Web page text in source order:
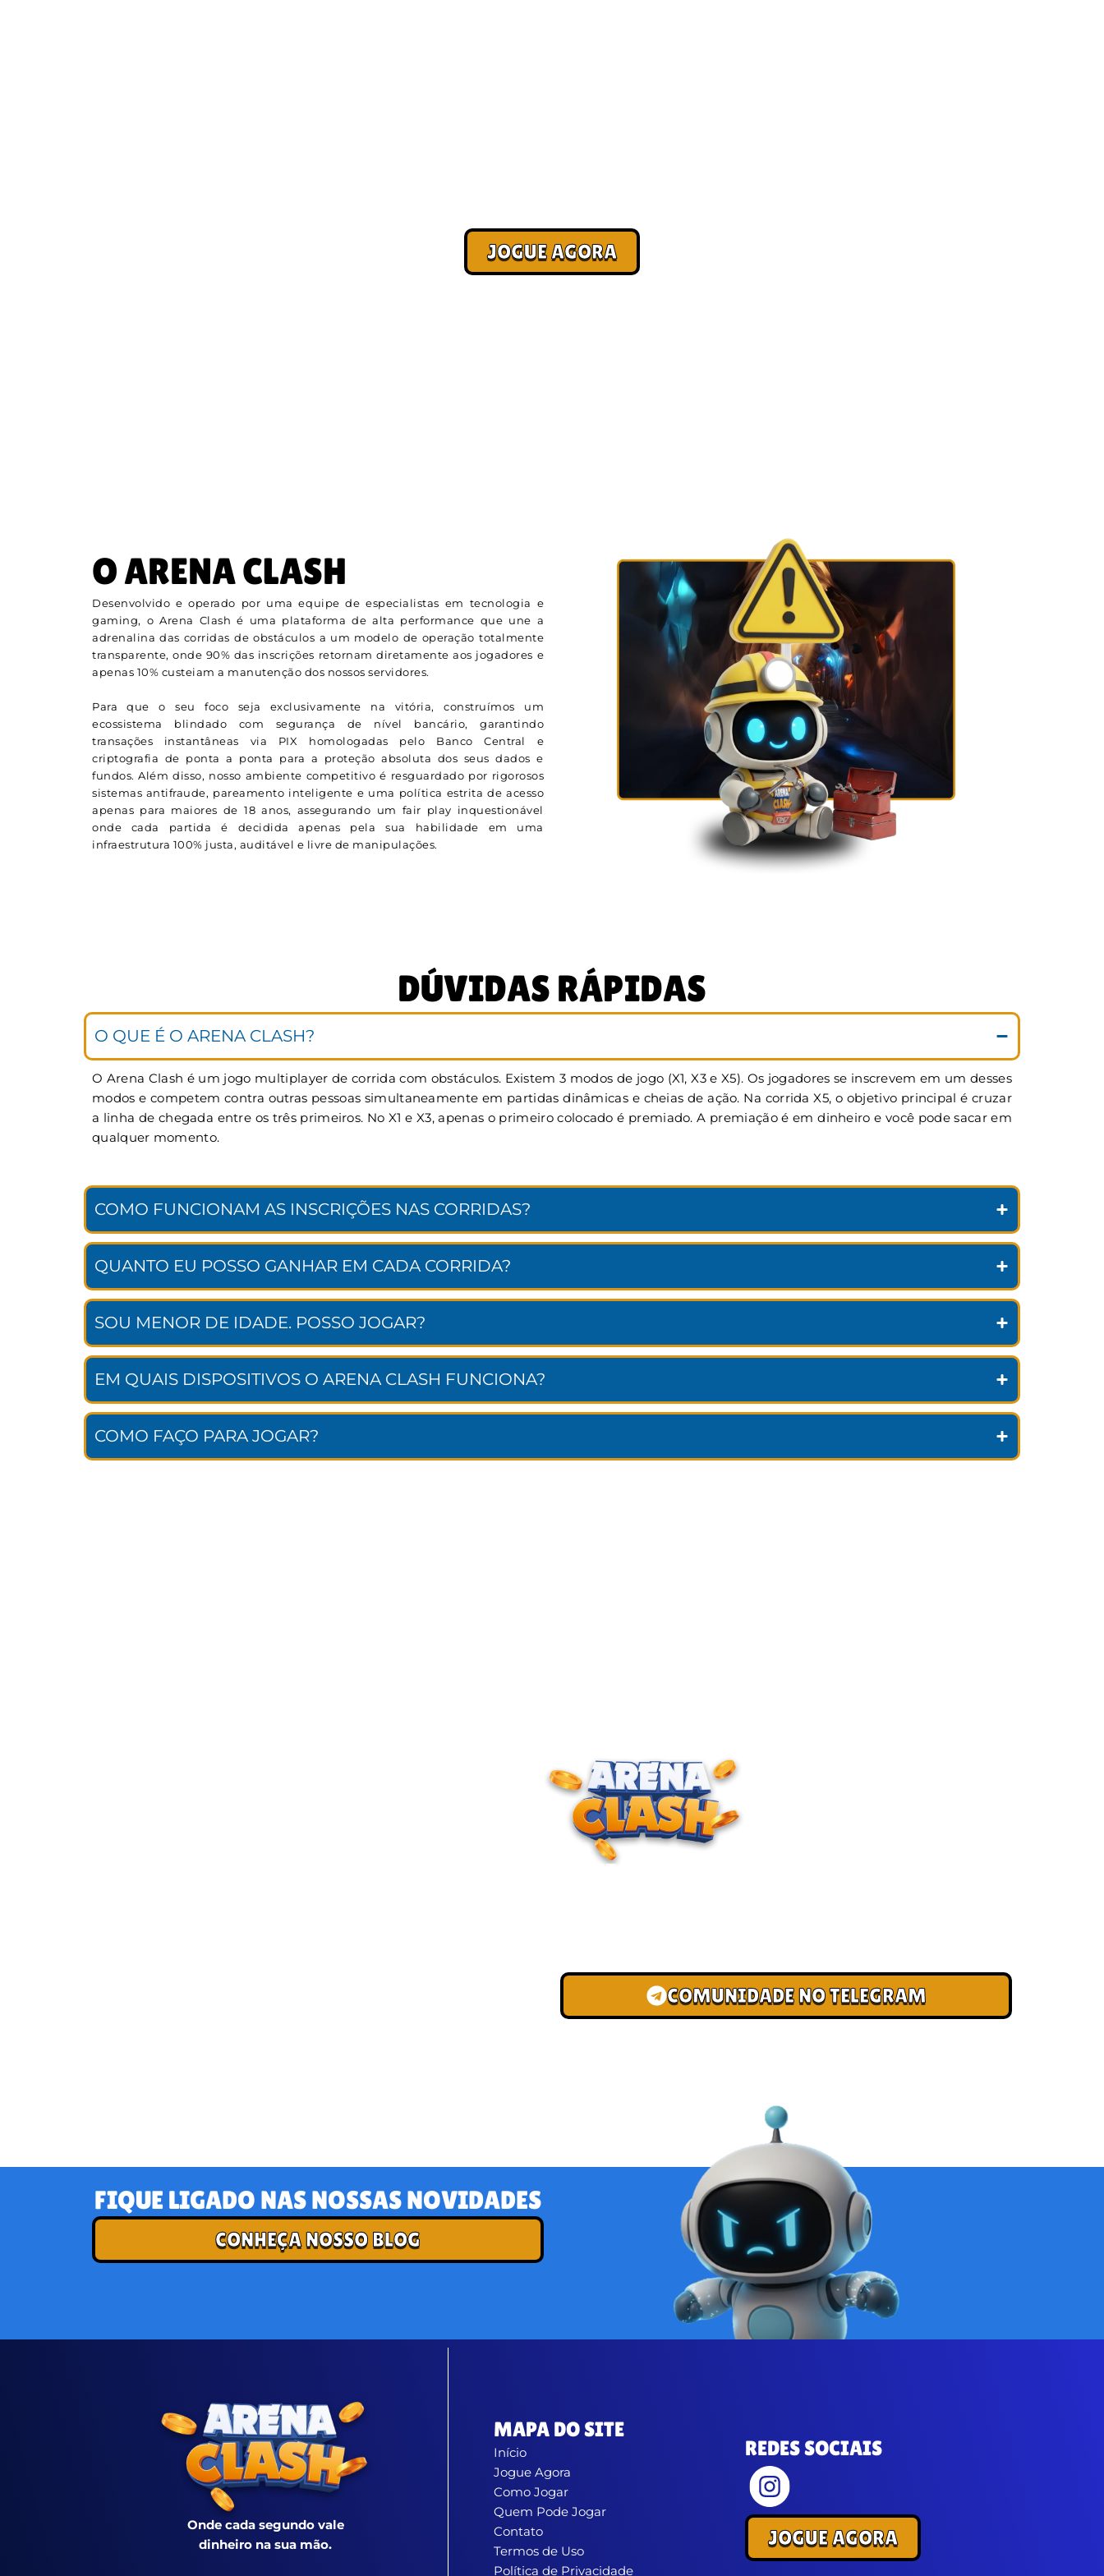
JOGUE AGORA
O ARENA CLASH
Desenvolvido e operado por uma equipe de especialistas em tecnologia e
gaming, o Arena Clash é uma plataforma de alta performance que une a
adrenalina das corridas de obstáculos a um modelo de operação totalmente
transparente, onde 90% das inscrições retornam diretamente aos jogadores e
apenas 10% custeiam a manutenção dos nossos servidores.
Para que o seu foco seja exclusivamente na vitória, construímos um
ecossistema blindado com segurança de nível bancário, garantindo
transações instantâneas via PIX homologadas pelo Banco Central e
criptografia de ponta a ponta para a proteção absoluta dos seus dados e
fundos. Além disso, nosso ambiente competitivo é resguardado por rigorosos
sistemas antifraude, pareamento inteligente e uma política estrita de acesso
apenas para maiores de 18 anos, assegurando um fair play inquestionável
onde cada partida é decidida apenas pela sua habilidade em uma
infraestrutura 100% justa, auditável e livre de manipulações.
DÚVIDAS RÁPIDAS
O QUE É O ARENA CLASH?
O Arena Clash é um jogo multiplayer de corrida com obstáculos. Existem 3 modos de jogo (X1, X3 e X5). Os jogadores se inscrevem em um desses
modos e competem contra outras pessoas simultaneamente em partidas dinâmicas e cheias de ação. Na corrida X5, o objetivo principal é cruzar
a linha de chegada entre os três primeiros. No X1 e X3, apenas o primeiro colocado é premiado. A premiação é em dinheiro e você pode sacar em
qualquer momento.
COMO FUNCIONAM AS INSCRIÇÕES NAS CORRIDAS?
QUANTO EU POSSO GANHAR EM CADA CORRIDA?
SOU MENOR DE IDADE. POSSO JOGAR?
EM QUAIS DISPOSITIVOS O ARENA CLASH FUNCIONA?
COMO FAÇO PARA JOGAR?
ENTRE PARA O CLUBE DOS CAMPEÕES
COMUNIDADE NO TELEGRAM
FIQUE LIGADO NAS NOSSAS NOVIDADES
CONHEÇA NOSSO BLOG
Onde cada segundo vale
dinheiro na sua mão.
MAPA DO SITE
Início
Jogue Agora
Como Jogar
Quem Pode Jogar
Contato
Termos de Uso
Política de Privacidade
REDES SOCIAIS
JOGUE AGORA